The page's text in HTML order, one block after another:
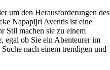
um den Herausforderungen des
Napapijri Aventis ist eine
Stil machen sie zu einem
egal ob Sie ein Abenteurer im
nach einem trendigen und